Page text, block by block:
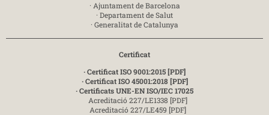
· Ajuntament de Barcelona
· Departament de Salut
· Generalitat de Catalunya
Certificat
· Certificat ISO 9001:2015 [PDF]
· Certificat ISO 45001:2018 [PDF]
· Certificats UNE-EN ISO/IEC 17025
Acreditació 227/LE1338 [PDF]
Acreditació 227/LE459 [PDF]